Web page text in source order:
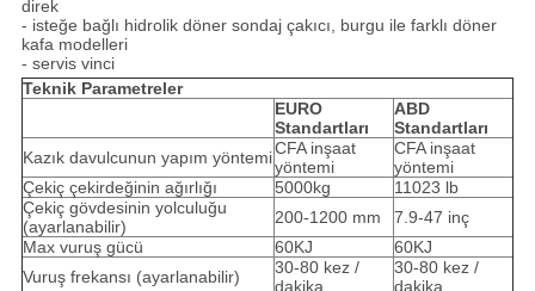
direk
- isteğe bağlı hidrolik döner sondaj çakıcı, burgu ile farklı döner
kafa modelleri
- servis vinci
Teknik Parametreler
EURO
Standartları
ABD
Standartları
Kazık davulcunun yapım yöntemiCFA inşaat
yöntemi
CFA inşaat
yöntemi
Çekiç çekirdeğinin ağırlığı
5000kg
11023 lb
Çekiç gövdesinin yolculuğu
(ayarlanabilir)
200-1200 mm
7.9-47 inç
Max vuruş gücü
60KJ
60KJ
Vuruş frekansı (ayarlanabilir)
30-80 kez /
dakika
30-80 kez /
dakika